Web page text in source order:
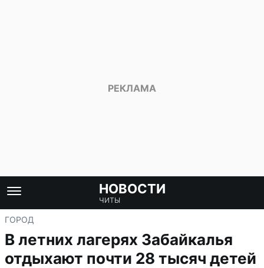
НОВОСТИ
ЧИТЫ
ГОРОД
В летних лагерях Забайкалья
отдыхают почти 28 тысяч детей